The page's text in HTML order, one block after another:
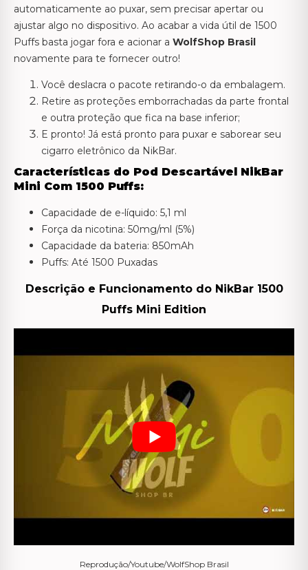
automaticamente ao puxar, sem precisar apertar ou
ajustar algo no dispositivo. Ao acabar a vida útil de 1500
Puffs basta jogar fora e acionar a WolfShop Brasil
novamente para te fornecer outro!
Você deslacra o pacote retirando-o da embalagem.
Retire as proteções emborrachadas da parte frontal
e outra proteção que fica na base inferior;
E pronto! Já está pronto para puxar e saborear seu
cigarro eletrônico da NikBar.
Características do Pod Descartável NikBar
Mini Com 1500 Puffs:
Capacidade de e-líquido: 5,1 ml
Força da nicotina: 50mg/ml (5%)
Capacidade da bateria: 850mAh
Puffs: Até 1500 Puxadas
Descrição e Funcionamento do NikBar 1500
Puffs Mini Edition
Reprodução/Youtube/WolfShop Brasil